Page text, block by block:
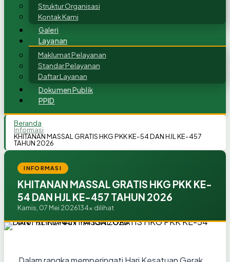
Struktur Organisasi
Kontak Kami
Galeri
Layanan
Maklumat Pelayanan
Standar Pelayanan
Daftar Layanan
Dokumen Publik
PPID
Beranda
Informasi
KHITANAN MASSAL GRATIS HKG PKK KE-54 DAN HJL KE-457
TAHUN 2026
INFORMASI
KHITANAN MASSAL GRATIS HKG PKK KE-
54 DAN HJL KE-457 TAHUN 2026
Kamis, 07 Mei 2026134x dilihat